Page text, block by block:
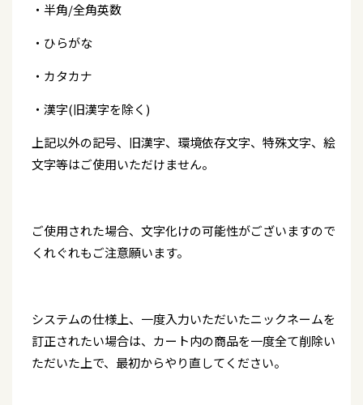
・半角/全角英数
・ひらがな
・カタカナ
・漢字(旧漢字を除く)
上記以外の記号、旧漢字、環境依存文字、特殊文字、絵
文字等はご使用いただけません。
ご使用された場合、文字化けの可能性がございますので
くれぐれもご注意願います。
システムの仕様上、一度入力いただいたニックネームを
訂正されたい場合は、カート内の商品を一度全て削除い
ただいた上で、最初からやり直してください。